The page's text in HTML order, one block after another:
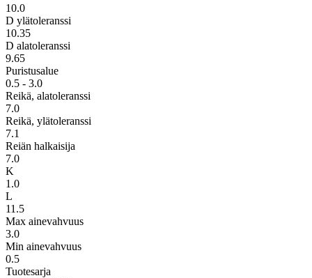
10.0
D ylätoleranssi
10.35
D alatoleranssi
9.65
Puristusalue
0.5 - 3.0
Reikä, alatoleranssi
7.0
Reikä, ylätoleranssi
7.1
Reiän halkaisija
7.0
K
1.0
L
11.5
Max ainevahvuus
3.0
Min ainevahvuus
0.5
Tuotesarja